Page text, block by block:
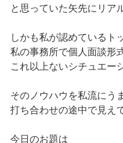
と思っていた矢先にリア
しかも私が認めているト
私の事務所で個人面談形
これ以上ないシチュエー
そのノウハウを私流にう
打ち合わせの途中で見え
今日のお題は